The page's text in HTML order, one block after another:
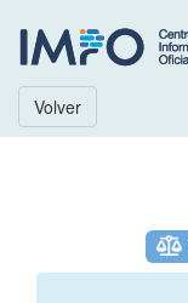
Volver